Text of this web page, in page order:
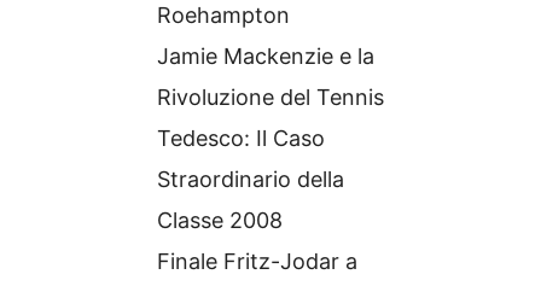
Roehampton
Jamie Mackenzie e la
Rivoluzione del Tennis
Tedesco: Il Caso
Straordinario della
Classe 2008
Finale Fritz-Jodar a